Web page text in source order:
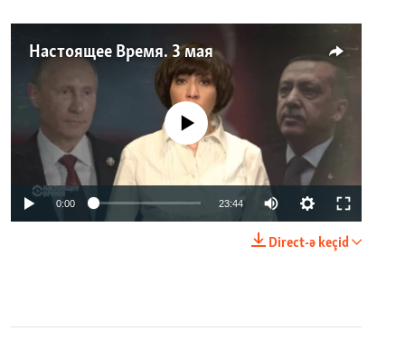
Настоящее Время. 3 мая
No media source currently available
0:00 23:44
Direct-ə keçid